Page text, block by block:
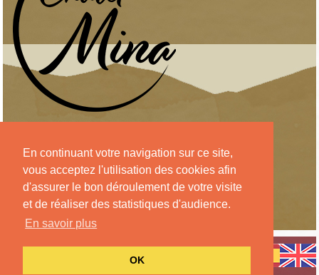
En continuant votre navigation sur ce site,
vous acceptez l'utilisation des cookies afin
d'assurer le bon déroulement de votre visite
et de réaliser des statistiques d'audience.
En savoir plus
OK
Nos Clients le disent
Voir tous les avis
CGV-PLAN DU SITE-MENTIONS
- UNE RÉALISATION DE